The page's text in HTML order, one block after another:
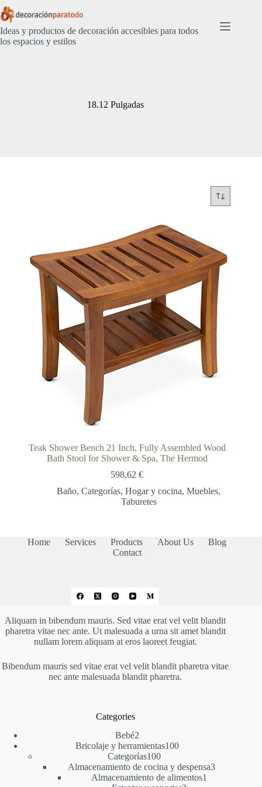
Saltar
al
contenido
Ideas y productos de decoración accesibles para todos
los espacios y estilos
18.12 Pulgadas
Teak Shower Bench 21 Inch, Fully Assembled Wood
Bath Stool for Shower & Spa, The Hermod
598,62€
Baño,Categorías,Hogar y cocina,Muebles,
Taburetes
Home Services Products About Us
Blog
Contact
Aliquam in bibendum mauris. Sed vitae erat vel velit blandit
pharetra vitae nec ante. Ut malesuada a urna sit amet blandit
nullam lorem aliquam at eros laoreet feugiat.
Bibendum mauris sed vitae erat vel velit blandit pharetra vitae
nec ante malesuada blandit pharetra.
Categories
Bebé22
productos
Bricolaje y herramientas100100
Categorías100100
productos
Almacenamiento de cocina y despensa33
Almacenamiento de alimentos1